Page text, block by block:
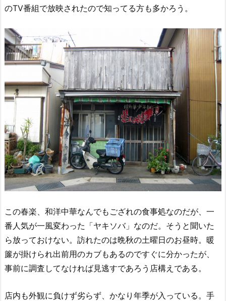
のTV番組で放映されたので知ってる方も多かろう。
この春楽、和洋中華なんでもござれの食事処なのだが、一
番人気が一風変わった「ヤキソバ」なのだ。そうと聞いた
ら放っておけない。訪れたのは晩秋の土曜日のお昼時。暖
簾が掛けられ出前用のカブもあるのですぐに分かったが、
事前に調査してなければ見逃すであろう店構えである。
店内も外観に負けず劣らず、かなり年季が入っている。手